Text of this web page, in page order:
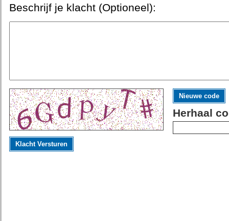
Beschrijf je klacht (Optioneel):
Nieuwe code
Herhaal
Klacht Versturen